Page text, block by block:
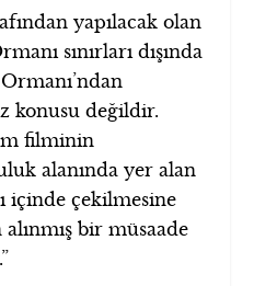
yapılacak olan
sınırları dışında
konusu değildir.
filminin
alanında yer alan
içinde çekilmesine
alınmış bir müsaade